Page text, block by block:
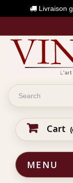
Livraison
Cart
MENU